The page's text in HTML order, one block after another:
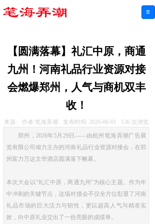
【圆满落幕】礼汇中原，商通
九州！河南礼品行业资源对接
会燃爆郑州，人气与商机双丰
收！
来源: 作者:笔海弄潮 发布时间: 2026-06-01 136 次浏览
郑州，2026年5月29日——由杭州笔海弄潮广告展
览有限公司倾力主办的河南礼品行业资源对接会，在郑
州富力万达文华酒店圆满落下帷幕。
本次大会以“礼汇中原，商通九州”为核心主题。作为年
中冲刺的关键节点，这场对接会不仅全方位彰显了河南
礼品市场的巨大活力与韧性，更以超高人气与精准实
效，向中原礼业交出了一份亮眼的成绩单。